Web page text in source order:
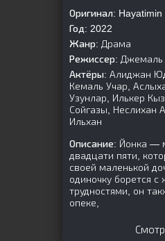
Оригинал: Hayatimin
Год: 2022
Жанр: Драма
Режиссер:
Актёры: Алиджан
Кемаль Учар,
Узунлар, Илькер
Сойгазы, Неслихан
Ильхан
Описание: Йонка —
двадцати пяти,
своей маленькой
одиночку борется
трудностями, он
опеке,